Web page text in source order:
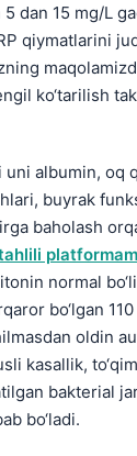
dan 15 mg/L
qiymatlarini
ko‘tarilish
uni albumin, oq
buyrak
baholash
normal
bo‘lgan
oldin
kasallik,
bakterial
bo‘ladi.